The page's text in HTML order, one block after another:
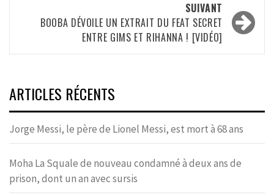
SUIVANT
BOOBA DÉVOILE UN EXTRAIT DU FEAT SECRET
ENTRE GIMS ET RIHANNA ! [VIDÉO]
ARTICLES RÉCENTS
Jorge Messi, le père de Lionel Messi, est mort à 68 ans
Moha La Squale de nouveau condamné à deux ans de
prison, dont un an avec sursis